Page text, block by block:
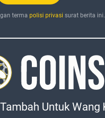
terma polisi privasi surat berita ini.
Untuk Wang